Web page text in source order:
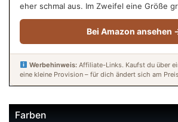
eher schmal aus. Im Zweifel eine Größe
Bei Amazon ansehen
Werbehinweis:Affiliate-Links. Kaufst du über
eine kleine Provision – für dich ändert sich am
Farben